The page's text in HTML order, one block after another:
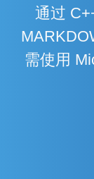
通过
需使用